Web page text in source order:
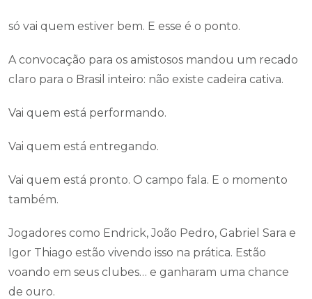
só vai quem estiver bem. E esse é o ponto.
A convocação para os amistosos mandou um recado
claro para o Brasil inteiro: não existe cadeira cativa.
Vai quem está performando.
Vai quem está entregando.
Vai quem está pronto. O campo fala. E o momento
também.
Jogadores como Endrick, João Pedro, Gabriel Sara e
Igor Thiago estão vivendo isso na prática. Estão
voando em seus clubes… e ganharam uma chance
de ouro.